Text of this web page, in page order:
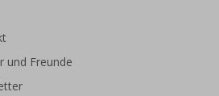
und Freunde